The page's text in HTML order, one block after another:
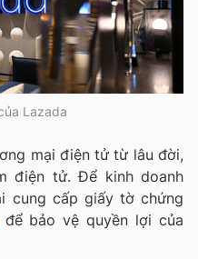
Lazada
mại điện tử từ lâu đời,
điện tử. Để kinh doanh
cung cấp giấy tờ chứng
để bảo vệ quyền lợi của